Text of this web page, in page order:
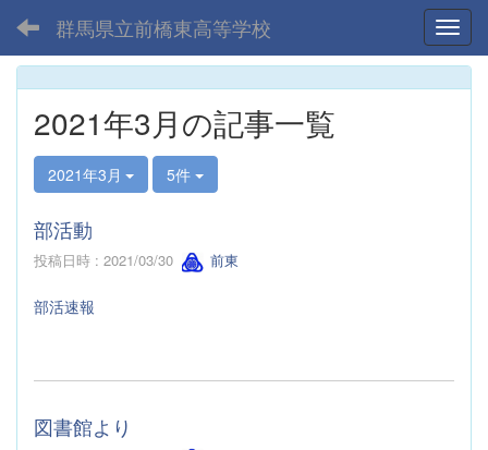
群馬県立前橋東高等学校
2021年3月の記事一覧
2021年3月 5件
部活動
投稿日時 : 2021/03/30 前東
部活速報
図書館より